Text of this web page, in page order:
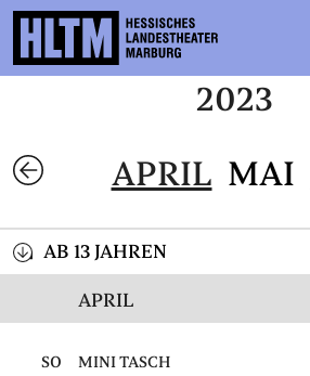
ENSEMBLE
MITMACHEN
KARTEN
SERVICE
2023
APRIL MAI
AB 13 JAHREN
APRIL
SO MINI TASCH